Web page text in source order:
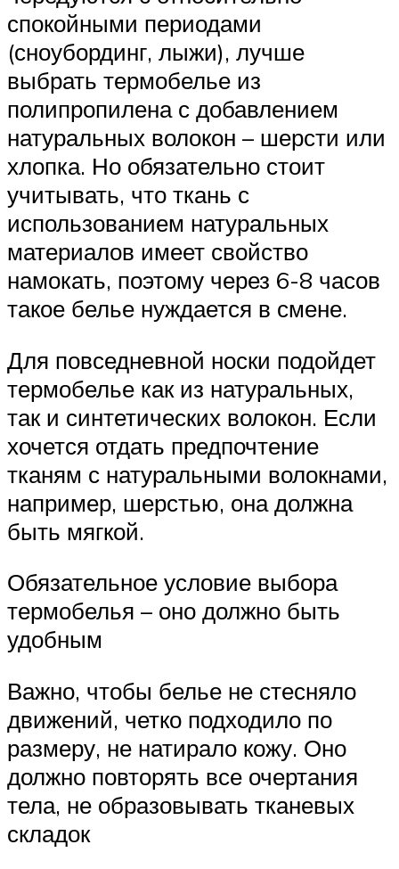
спокойными периодами
(сноубординг, лыжи), лучше
выбрать термобелье из
полипропилена с добавлением
натуральных волокон – шерсти или
хлопка. Но обязательно стоит
учитывать, что ткань с
использованием натуральных
материалов имеет свойство
намокать, поэтому через 6-8 часов
такое белье нуждается в смене.
Для повседневной носки подойдет
термобелье как из натуральных,
так и синтетических волокон. Если
хочется отдать предпочтение
тканям с натуральными волокнами,
например, шерстью, она должна
быть мягкой.
Обязательное условие выбора
термобелья – оно должно быть
удобным
Важно, чтобы белье не стесняло
движений, четко подходило по
размеру, не натирало кожу. Оно
должно повторять все очертания
тела, не образовывать тканевых
складок